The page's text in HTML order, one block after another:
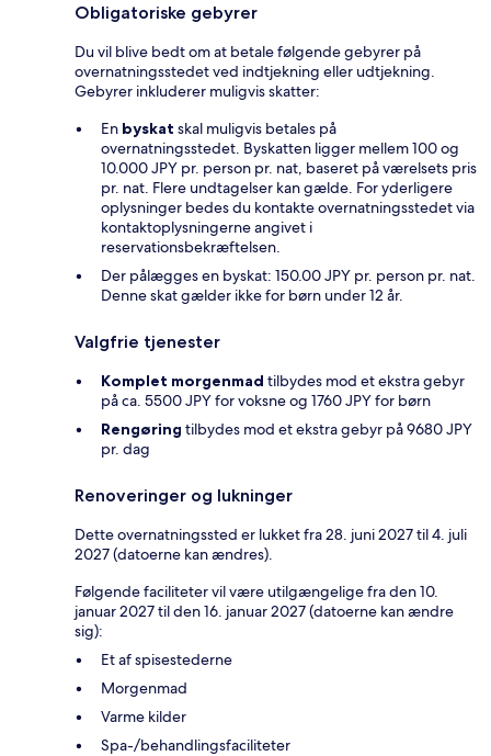
Obligatoriske gebyrer
Du vil blive bedt om at betale følgende gebyrer på
overnatningsstedet ved indtjekning eller udtjekning.
Gebyrer inkluderer muligvis skatter:
En byskat skal muligvis betales på
overnatningsstedet. Byskatten ligger mellem 100 og
10.000 JPY pr. person pr. nat, baseret på værelsets pris
pr. nat. Flere undtagelser kan gælde. For yderligere
oplysninger bedes du kontakte overnatningsstedet via
kontaktoplysningerne angivet i
reservationsbekræftelsen.
Der pålægges en byskat: 150.00 JPY pr. person pr. nat.
Denne skat gælder ikke for børn under 12 år.
Valgfrie tjenester
Komplet morgenmad tilbydes mod et ekstra gebyr
på ca. 5500 JPY for voksne og 1760 JPY for børn
Rengøring tilbydes mod et ekstra gebyr på 9680 JPY
pr. dag
Renoveringer og lukninger
Dette overnatningssted er lukket fra 28. juni 2027 til 4. juli
2027 (datoerne kan ændres).
Følgende faciliteter vil være utilgængelige fra den 10.
januar 2027 til den 16. januar 2027 (datoerne kan ændre
sig):
Et af spisestederne
Morgenmad
Varme kilder
Spa-/behandlingsfaciliteter